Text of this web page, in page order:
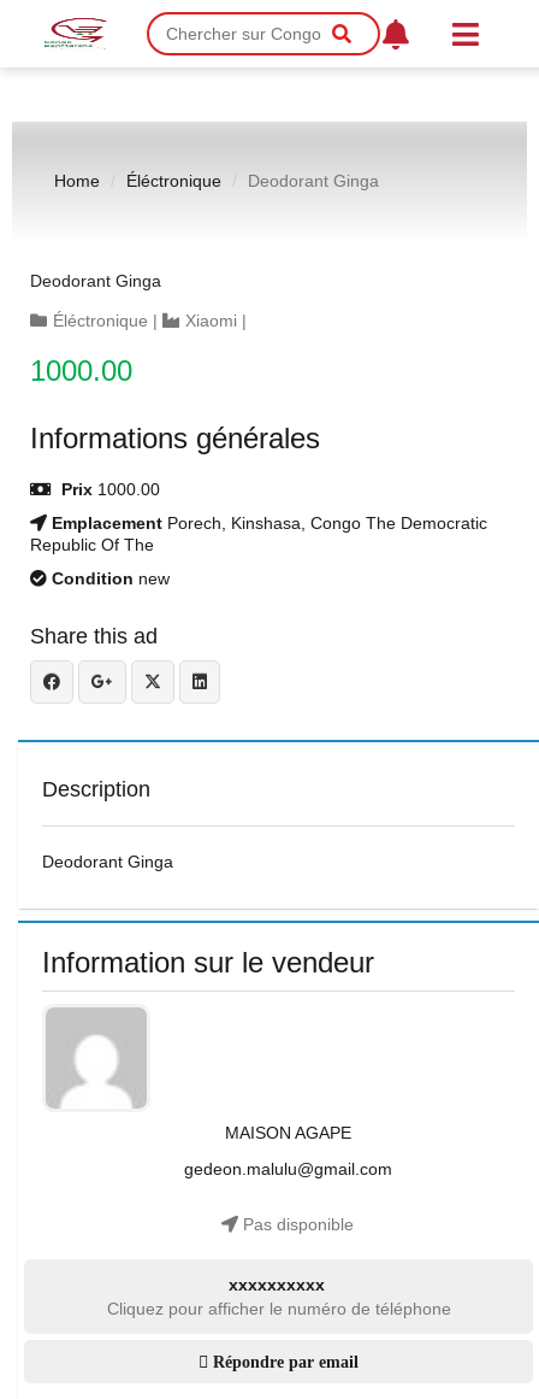
Home Éléctronique Deodorant Ginga
Deodorant Ginga
Éléctronique | Xiaomi |
1000.00
Informations générales
Prix 1000.00
Emplacement Porech, Kinshasa, Congo The Democratic
Republic Of The
Condition new
Share this ad
Description
Deodorant Ginga
Information sur le vendeur
MAISON AGAPE
gedeon.malulu@gmail.com
Pas disponible
xxxxxxxxxx
Cliquez pour afficher le numéro de téléphone
Répondre par email